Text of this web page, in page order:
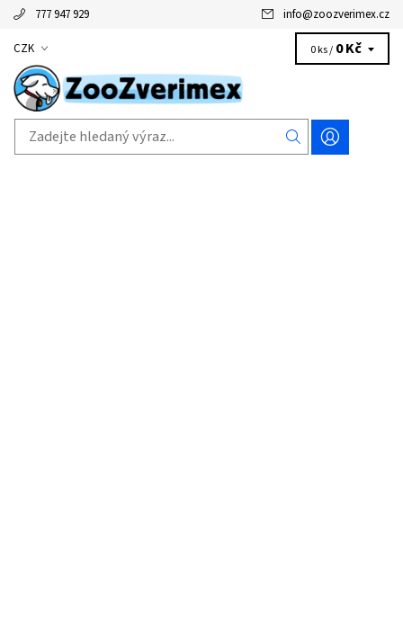
777 947 929 info@zoozverimex.cz
CZK 0 ks / 0 Kč